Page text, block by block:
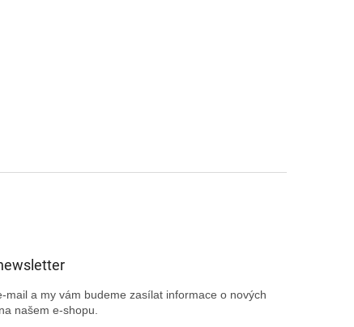
mail a my vám budeme zasílat informace o nových
našem e-shopu.